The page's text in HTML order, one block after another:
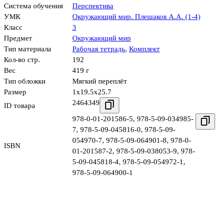
Система обучения
Перспектива
УМК
Окружающий мир. Плешаков А.А. (1-4)
Класс
3
Предмет
Окружающий мир
Тип материала
Рабочая тетрадь, Комплект
Кол-во стр.
192
Вес
419 г
Тип обложки
Мягкий переплёт
Размер
1x19.5x25.7
ID товара
2464349
ISBN
978-0-01-201586-5, 978-5-09-034985-
7, 978-5-09-045816-0, 978-5-09-
054970-7, 978-5-09-064901-8, 978-0-
01-201587-2, 978-5-09-038053-9, 978-
5-09-045818-4, 978-5-09-054972-1,
978-5-09-064900-1